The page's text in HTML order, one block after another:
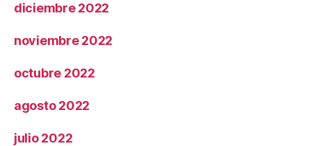
diciembre 2022
noviembre 2022
octubre 2022
agosto 2022
julio 2022